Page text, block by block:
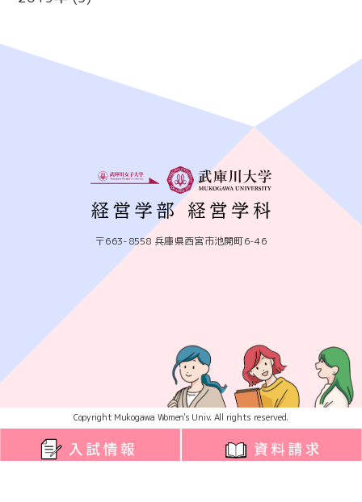
〒663-8558 兵庫県西宮市池開町6-46
Copyright Mukogawa Women's Univ. All rights reserved.